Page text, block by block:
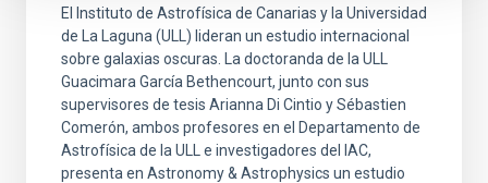
El Instituto de Astrofísica de Canarias y la Universidad
de La Laguna (ULL) lideran un estudio internacional
sobre galaxias oscuras. La doctoranda de la ULL
Guacimara García Bethencourt, junto con sus
supervisores de tesis Arianna Di Cintio y Sébastien
Comerón, ambos profesores en el Departamento de
Astrofísica de la ULL e investigadores del IAC,
presenta en Astronomy & Astrophysics un estudio